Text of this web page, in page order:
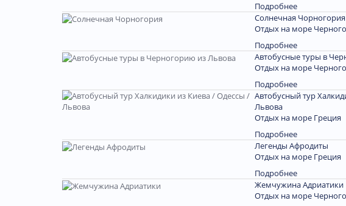
Подробнее
Солнечная Чорногория
Отдых на море
Подробнее
Автобусные туры в
Отдых на море
Подробнее
Автобусный тур
Львова
Отдых на море Греция
Подробнее
Легенды Афродиты
Отдых на море Греция
Подробнее
Жемчужина Адриатики
Отдых на море